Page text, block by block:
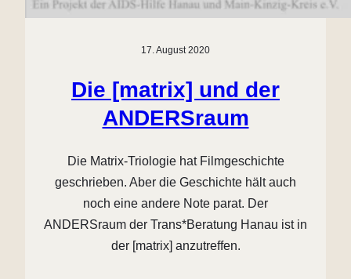
17. August 2020
Die [matrix] und der
ANDERSraum
Die Matrix-Triologie hat Filmgeschichte
geschrieben. Aber die Geschichte hält auch
noch eine andere Note parat. Der
ANDERSraum der Trans*Beratung Hanau ist in
der [matrix] anzutreffen.